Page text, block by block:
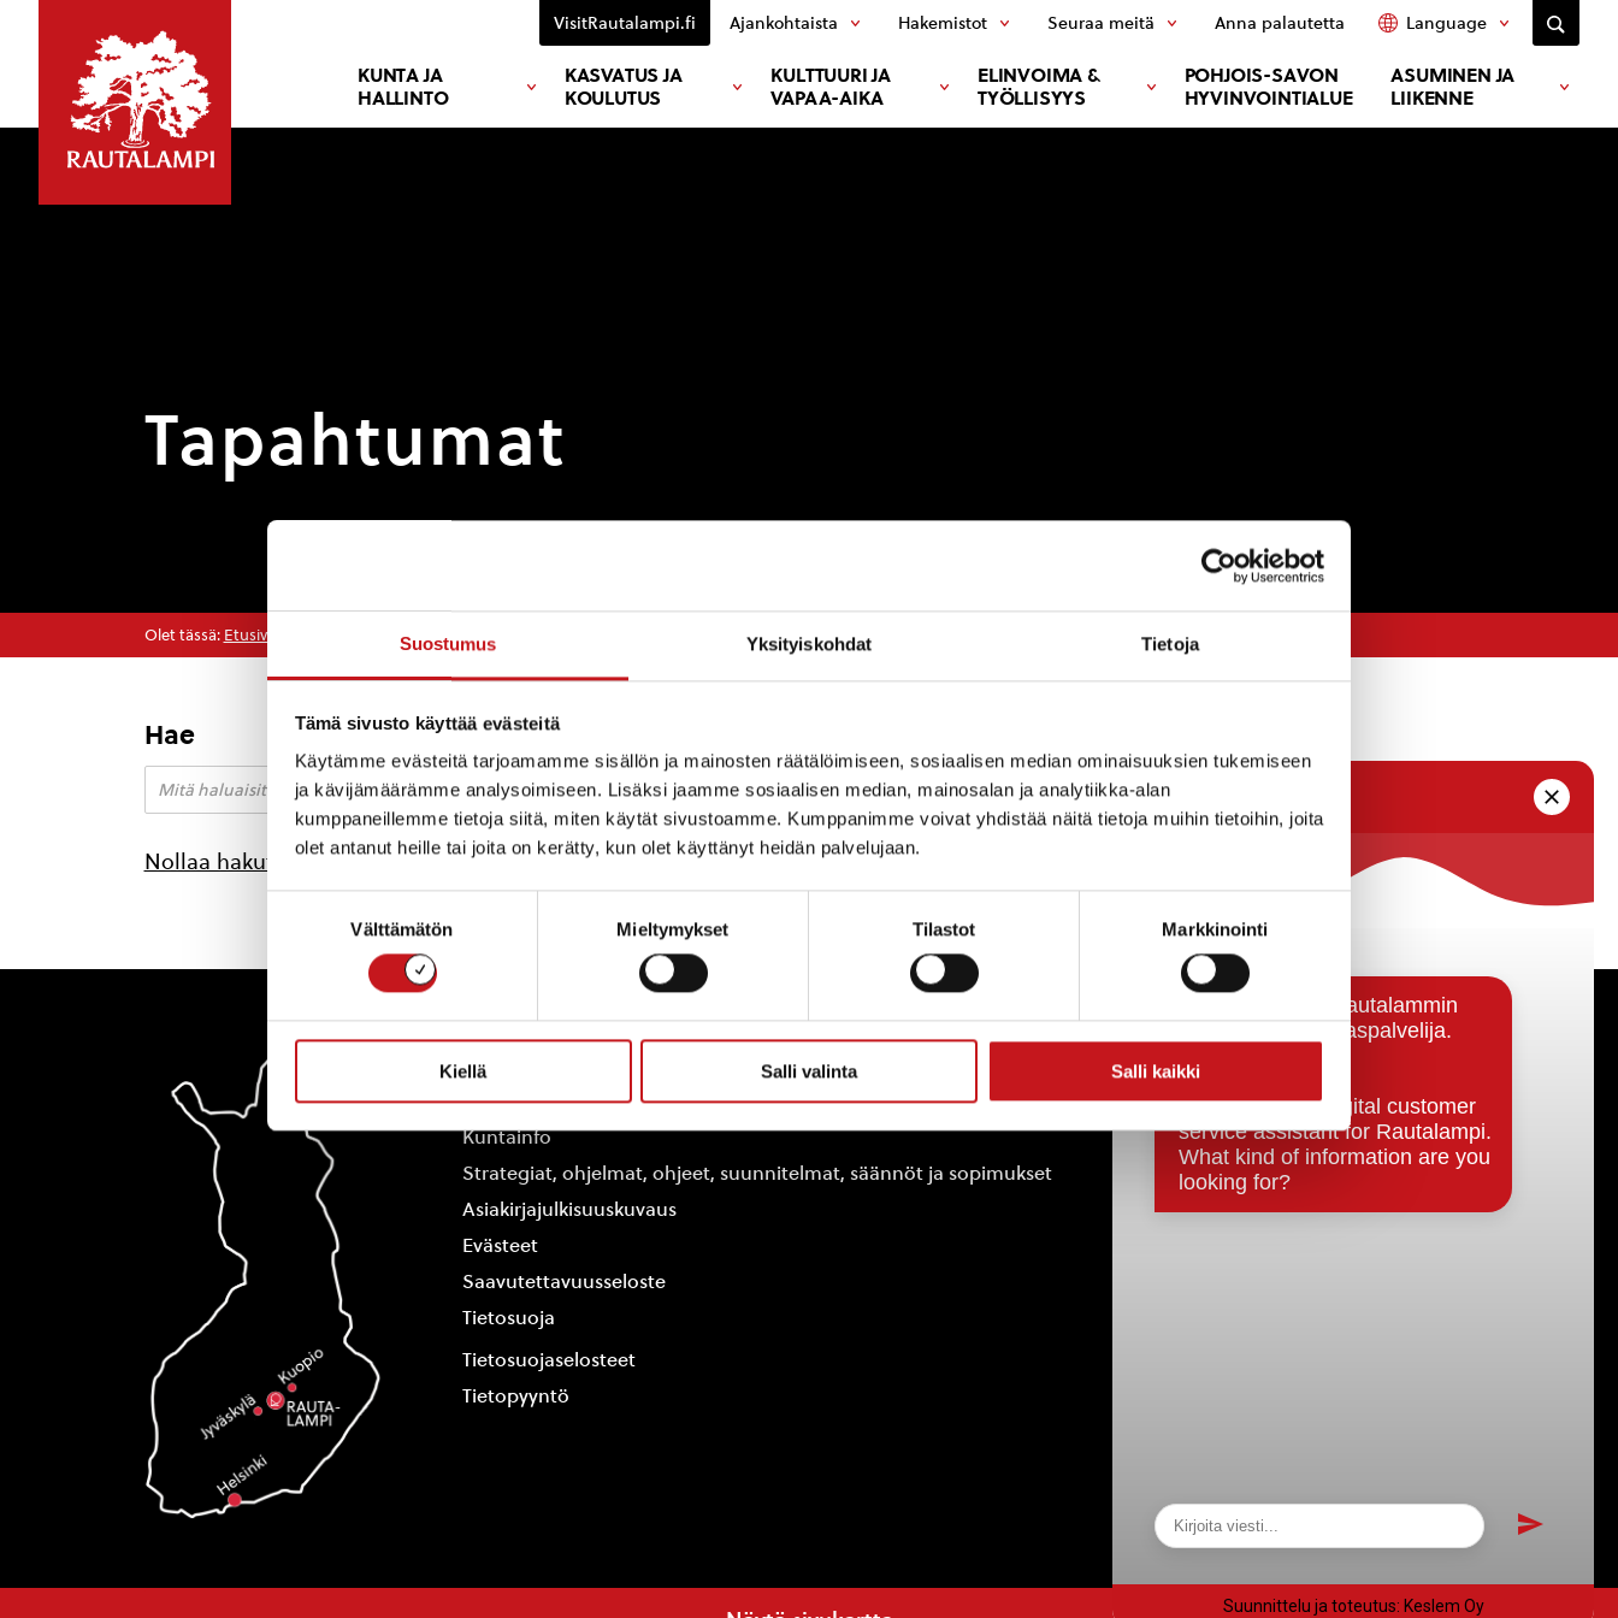
Suostumus Yksityiskohdat Tietoja
Tämä sivusto käyttää evästeitä
Käytämme evästeitä tarjoamamme sisällön ja mainosten räätälöimiseen, sosiaalisen median ominaisuuksien tukemiseen
ja kävijämäärämme analysoimiseen. Lisäksi jaamme sosiaalisen median, mainosalan ja analytiikka-alan
kumppaneillemme tietoja siitä, miten käytät sivustoamme. Kumppanimme voivat yhdistää näitä tietoja muihin tietoihin, joita
olet antanut heille tai joita on kerätty, kun olet käyttänyt heidän palvelujaan.
Välttämätön Mieltymykset Tilastot Markkinointi
Kiellä Salli valinta Salli kaikki
KUNTA JA
HALLINTO
KASVATUS JA
KOULUTUS
KULTTUURI JA
VAPAA-AIKA
ELINVOIMA &
TYÖLLISYYS
POHJOIS-SAVON
HYVINVOINTIALUE
ASUMINEN JA
LIIKENNE
VisitRautalampi.fi Ajankohtaista Hakemistot Seuraa meitä Anna palautetta Language
Tapahtumat
Olet tässä: Etusivu kunnanvaltuuston kokous
Hae
Nollaa hakutulokset
Yhteystiedot
Kuntainfo
Strategiat, ohjelmat, ohjeet, suunnitelmat, säännöt ja sopimukset
Asiakirjajulkisuuskuvaus
Evästeet
Saavutettavuusseloste
Tietosuoja
Tietosuojaselosteet
Tietopyyntö
Päätökset, esityslistat & pöytäkirjat
Hallinto
Kunnanhallitus
Kunnanvaltuusto